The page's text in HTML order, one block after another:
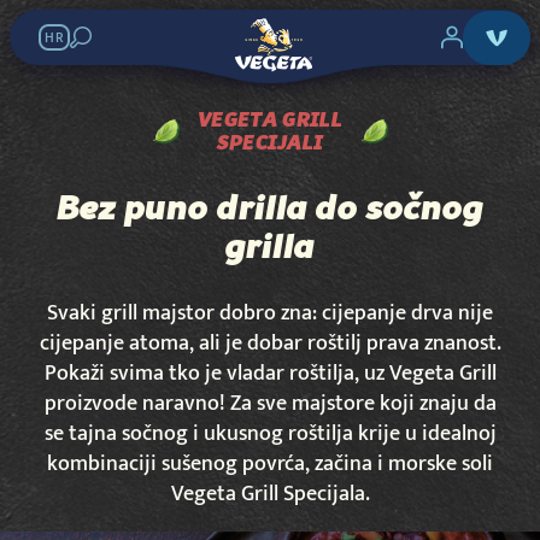
HR
VEGETA GRILL
SPECIJALI
Bez puno drilla do sočnog
grilla
Svaki grill majstor dobro zna: cijepanje drva nije
cijepanje atoma, ali je dobar roštilj prava znanost.
Pokaži svima tko je vladar roštilja, uz Vegeta Grill
proizvode naravno! Za sve majstore koji znaju da
se tajna sočnog i ukusnog roštilja krije u idealnoj
kombinaciji sušenog povrća, začina i morske soli
Vegeta Grill Specijala.